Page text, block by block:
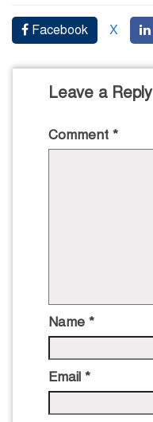
Facebook X
Leave a Reply
Comment *
Name *
Email *